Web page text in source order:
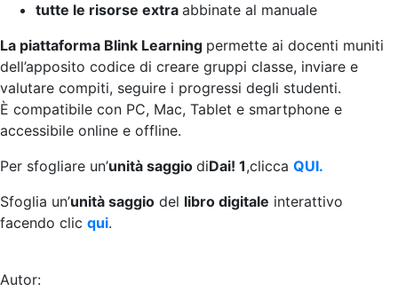
tutte le risorse extra abbinate al manuale
La piattaforma Blink Learning permette ai docenti muniti
dell’apposito codice di creare gruppi classe, inviare e
valutare compiti, seguire i progressi degli studenti.
È compatibile con PC, Mac, Tablet e smartphone e
accessibile online e offline.
Per sfogliare un’unità saggio diDai! 1,clicca QUI.
Sfoglia un’unità saggio del libro digitale interattivo
facendo clic qui.
Autor: